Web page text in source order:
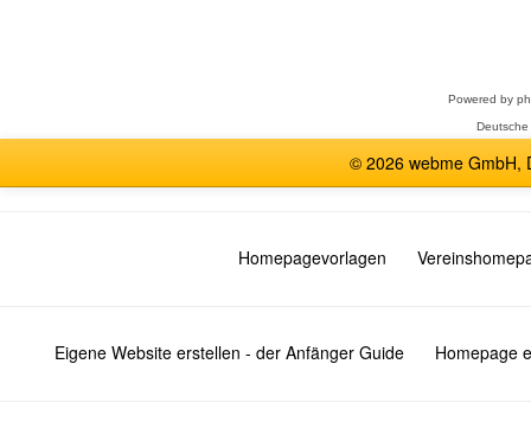
Powered by
© 2026 webme GmbH,
Homepagevorlagen
Eigene Website erstellen - der Anfänger Guide Homepage